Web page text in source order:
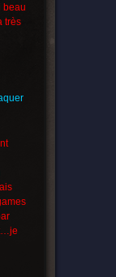
beau
très